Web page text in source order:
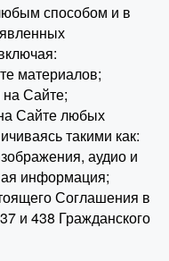
способом и в
материалов;
на Сайте;
Сайте любых
такими как:
аудио и
информация;
Соглашения в
и 438 Гражданского